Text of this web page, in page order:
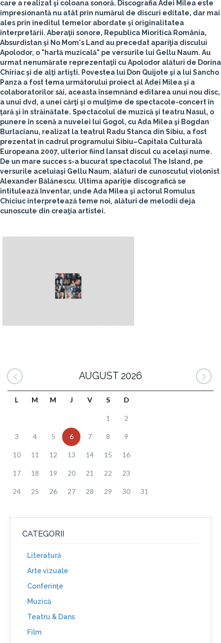
care a realizat şi coloana sonoră. Discografia Adei Milea este
impresionantă nu atât prin numărul de discuri edítate, dar mai
ales prin ineditul temelor abordate şi originalitatea
interpretării. Aberaţii sonore, Republica Mioritică România,
Absurdistan şi No Mom's Land au precedat apariţia discului
Apolodor, o "hartă muzicală" pe versurile lui Gellu Naum. Au
urmat nenumărate reprezentaţii cu Apolodor alături de Dorina
Chiriac şi de alţi artişti. Povestea lui Don Quijote şi a lui Sancho
Panza a fost tema următorului proiect al Adei Milea şi a
colaboratorilor săi, aceasta însemnănd editarea unui nou disc,
a unui dvd, a unei cărţi şi o mulţime de spectacole-concert în
ţară şi în străinătate. Spectacolul de muzică şi teatru Nasul, o
punere în scenă a nuvelei lui Gogol, cu Ada Milea şi Bogdan
Burlacianu, realizat la teatrul Radu Stanca din Sibiu, a fost
prezentat în cadrul programului Sibiu–Capitala Culturală
Europeana 2007, ulterior fiind lansat discul cu acelaşi nume.
De un mare succes s-a bucurat spectacolul The Island, pe
versurile aceluiaşi Gellu Naum, alături de cunoscutul violonist
Alexander Bălănescu. Ultima apariţie discografică se
intitulează Inventar, unde Ada Milea şi actorul Romulus
Chiciuc interpretează teme noi, alături de melodii deja
cunoscute din creaţia artistei.
AUGUST 2026
L M M J V S D
1 2
3 4 5 6 7 8 9
10 11 12 13 14 15 16
17 18 19 20 21 22 23
24 25 26 27 28 29 30 31
CATEGORII
Literatură
Arte vizuale
Conferinţe
Muzică
Teatru & Dans
Film